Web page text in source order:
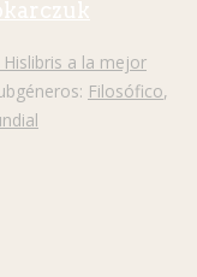
a la mejor
Filosófico,